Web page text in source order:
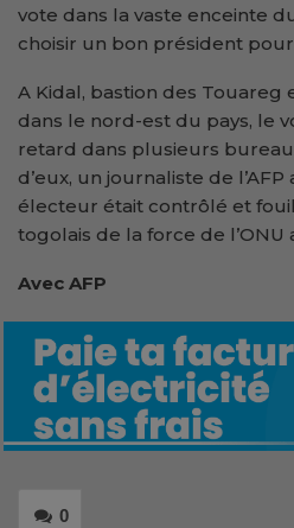
vote dans la vaste enceinte
choisir un bon président
A Kidal, bastion des
dans le nord-est du pays, le
retard dans plusieurs
d’eux, un journaliste de
électeur était contrôlé et
togolais de la force de l’ONU
Avec AFP
0